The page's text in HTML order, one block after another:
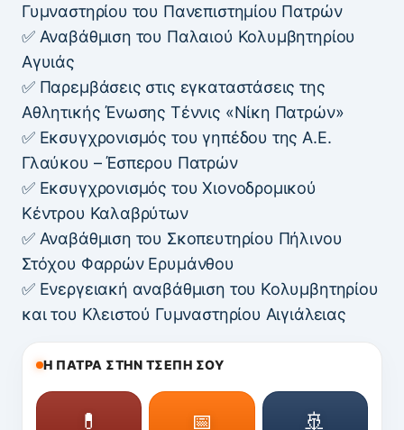
Γυμναστηρίου του Πανεπιστημίου Πατρών
✅ Αναβάθμιση του Παλαιού Κολυμβητηρίου
Αγυιάς
✅ Παρεμβάσεις στις εγκαταστάσεις της
Αθλητικής Ένωσης Τέννις «Νίκη Πατρών»
✅ Εκσυγχρονισμός του γηπέδου της Α.Ε.
Γλαύκου – Έσπερου Πατρών
✅ Εκσυγχρονισμός του Χιονοδρομικού
Κέντρου Καλαβρύτων
✅ Αναβάθμιση του Σκοπευτηρίου Πήλινου
Στόχου Φαρρών Ερυμάνθου
✅ Ενεργειακή αναβάθμιση του Κολυμβητηρίου
και του Κλειστού Γυμναστηρίου Αιγιάλειας
Η ΠΑΤΡΑ ΣΤΗΝ ΤΣΕΠΗ ΣΟΥ
💊 📅 🚢